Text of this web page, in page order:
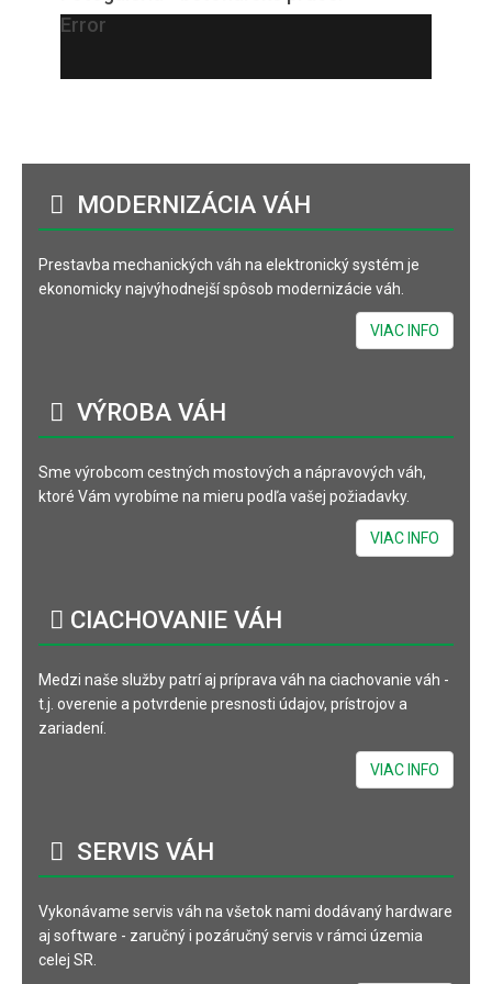
Error
MODERNIZÁCIA VÁH
Prestavba mechanických váh na elektronický systém je
ekonomicky najvýhodnejší spôsob modernizácie váh.
VIAC INFO
VÝROBA VÁH
Sme výrobcom cestných mostových a nápravových váh,
ktoré Vám vyrobíme na mieru podľa vašej požiadavky.
VIAC INFO
CIACHOVANIE VÁH
Medzi naše služby patrí aj príprava váh na ciachovanie váh -
t.j. overenie a potvrdenie presnosti údajov, prístrojov a
zariadení.
VIAC INFO
SERVIS VÁH
Vykonávame servis váh na všetok nami dodávaný hardware
aj software - zaručný i pozáručný servis v rámci územia
celej SR.